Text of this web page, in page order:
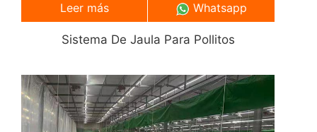
Sistema De Jaula Para Pollitos
Leer más Whatsapp